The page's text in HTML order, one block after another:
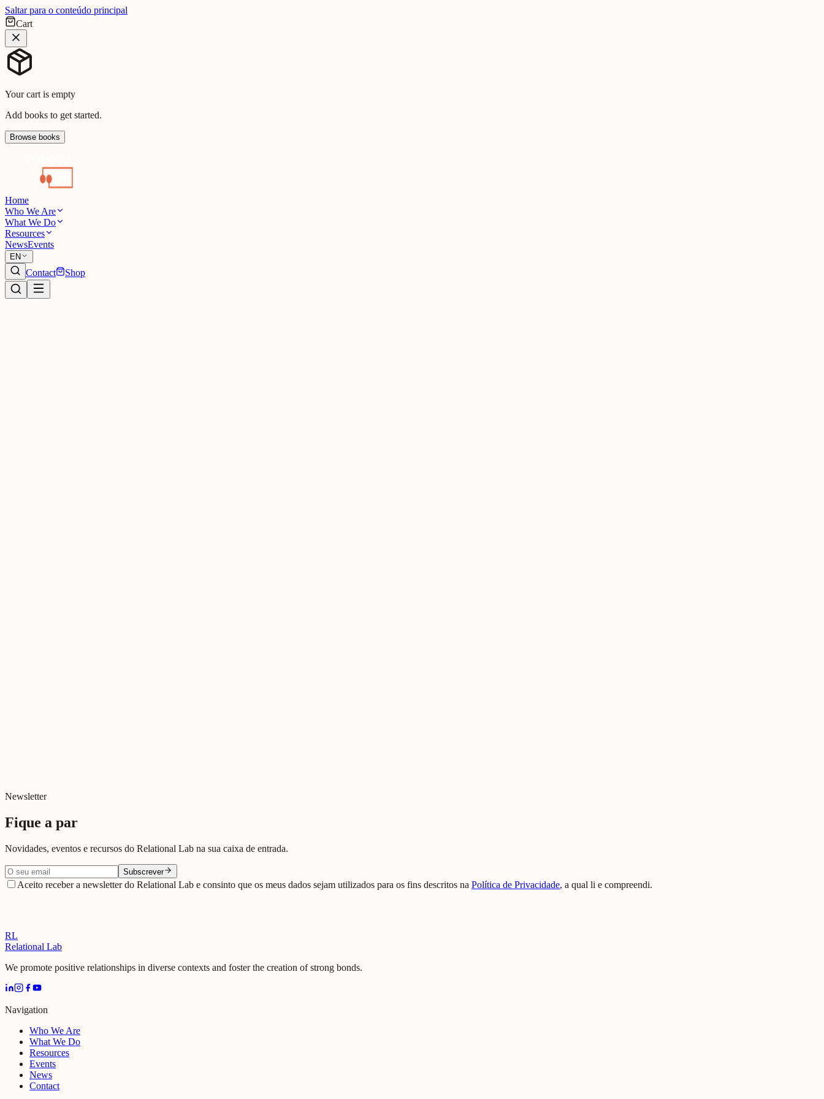
Saltar para o conteúdo principal
Cart
Your cart is empty
Add books to get started.
Browse books
Home
Who We Are
What We Do
Resources
NewsEvents
EN
Contact Shop
Newsletter
Fique a par
Novidades, eventos e recursos do Relational Lab na sua caixa de entrada.
Subscrever
Aceito receber a newsletter do Relational Lab e consinto que os meus dados sejam utilizados para os fins descritos na Política de Privacidade, a qual li e compreendi.
RL
Relational Lab
We promote positive relationships in diverse contexts and foster the creation of strong bonds.
Navigation
Who We Are
What We Do
Resources
Events
News
Contact